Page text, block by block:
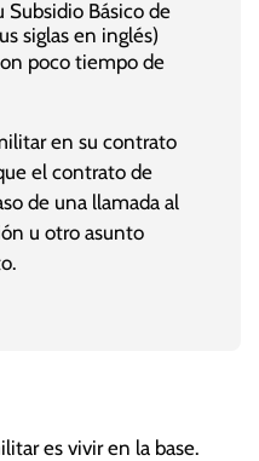
Subsidio Básico de
siglas en inglés)
poco tiempo de
en su contrato
el contrato de
de una llamada al
u otro asunto
es vivir en la base.